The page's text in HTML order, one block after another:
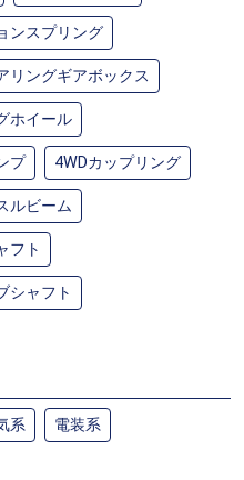
ンスプリング
リングギアボックス
ホイール
プ 4WDカップリング
ルビーム
フト
シャフト
系 電装系